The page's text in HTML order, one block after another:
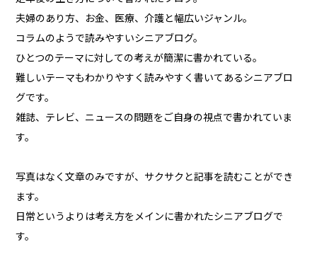
夫婦のあり方、お金、医療、介護と幅広いジャンル。
コラムのようで読みやすいシニアブログ。
ひとつのテーマに対しての考えが簡潔に書かれている。
難しいテーマもわかりやすく読みやすく書いてあるシニアブロ
グです。
雑誌、テレビ、ニュースの問題をご自身の視点で書かれていま
す。
写真はなく文章のみですが、サクサクと記事を読むことができ
ます。
日常というよりは考え方をメインに書かれたシニアブログで
す。